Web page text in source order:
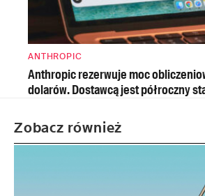
ANTHROPIC
Anthropic rezerwuje moc
dolarów. Dostawcą jest półroczny
Zobacz również